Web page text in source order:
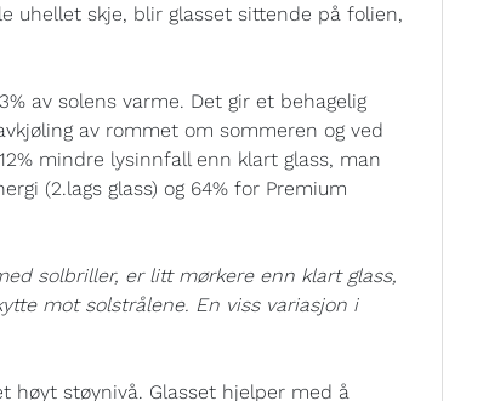
uhellet skje, blir glasset sittende på folien,
av solens varme. Det gir et behagelig
av rommet om sommeren og ved
mindre lysinnfall enn klart glass, man
(2.lags glass) og 64% for Premium
solbriller, er litt mørkere enn klart glass,
mot solstrålene. En viss variasjon i
høyt støynivå. Glasset hjelper med å